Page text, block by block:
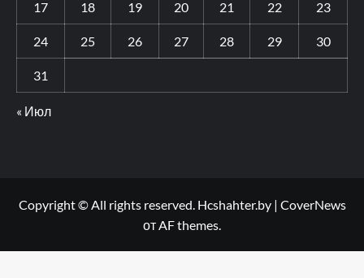
17 18 19 20 21 22 23
24 25 26 27 28 29 30
31
« Июл
Copyright © All rights reserved. Hcshahter.by | CoverNews
от AF themes.